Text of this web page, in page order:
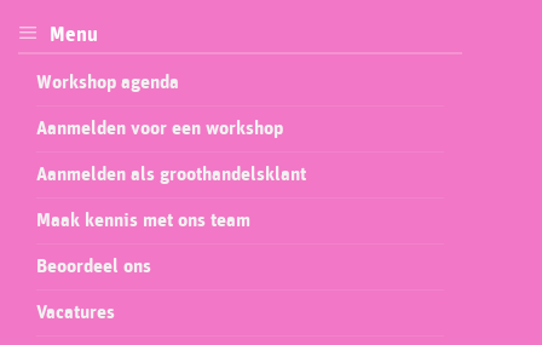
Menu
Workshop agenda
Aanmelden voor een workshop
Aanmelden als groothandelsklant
Maak kennis met ons team
Beoordeel ons
Vacatures